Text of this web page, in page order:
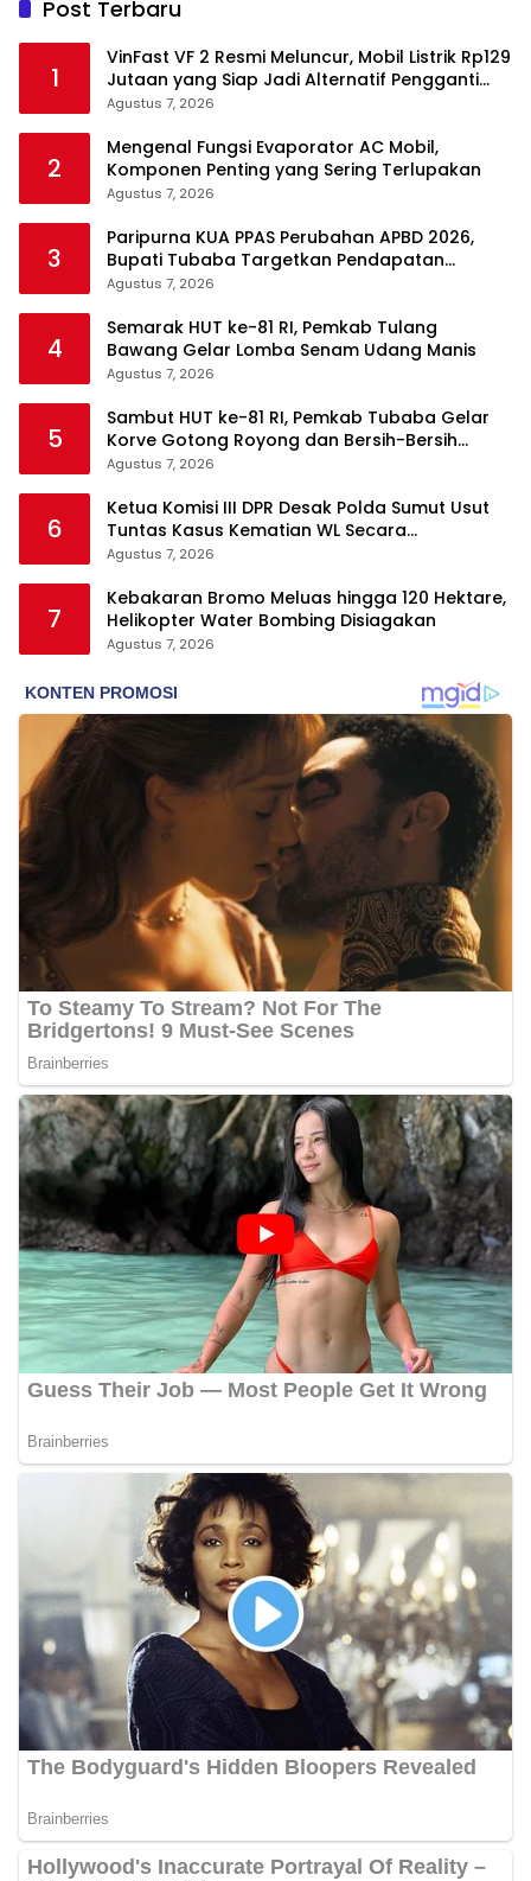
Post Terbaru
1
VinFast VF 2 Resmi Meluncur, Mobil Listrik Rp129
Jutaan yang Siap Jadi Alternatif Pengganti
Motor
Agustus 7, 2026
2
Mengenal Fungsi Evaporator AC Mobil,
Komponen Penting yang Sering Terlupakan
Agustus 7, 2026
3
Paripurna KUA PPAS Perubahan APBD 2026,
Bupati Tubaba Targetkan Pendapatan
Daerah Rp820,3 Miliar
Agustus 7, 2026
4
Semarak HUT ke-81 RI, Pemkab Tulang
Bawang Gelar Lomba Senam Udang Manis
Agustus 7, 2026
5
Sambut HUT ke-81 RI, Pemkab Tubaba Gelar
Korve Gotong Royong dan Bersih-Bersih
Serentak
Agustus 7, 2026
6
Ketua Komisi III DPR Desak Polda Sumut Usut
Tuntas Kasus Kematian WL Secara
Transparan
Agustus 7, 2026
7
Kebakaran Bromo Meluas hingga 120 Hektare,
Helikopter Water Bombing Disiagakan
Agustus 7, 2026